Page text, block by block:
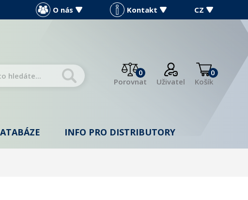
O nás Kontakt CZ
0
Porovnat
Uživatel
0
Košík
INFO PRO DISTRIBUTORY